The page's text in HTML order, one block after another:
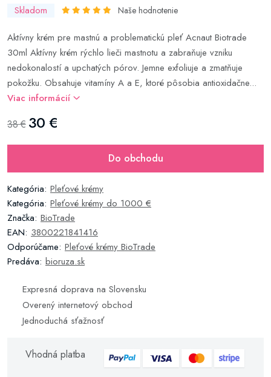
Skladom Naše hodnotenie
Aktívny krém pre mastnú a problematickú pleť Acnaut Biotrade
30ml Aktívny krém rýchlo lieči mastnotu a zabraňuje vzniku
nedokonalostí a upchatých pórov. Jemne exfoliuje a zmatňuje
pokožku. Obsahuje vitamíny A a E, ktoré pôsobia antioxidačne...
Viac informácií
38 € 30 €
Do obchodu
Kategória: Pleťové krémy
Kategória: Pleťové krémy do 1000 €
Značka: BioTrade
EAN: 3800221841416
Odporúčame: Pleťové krémy BioTrade
Predáva: bioruza.sk
Expresná doprava na Slovensku
Overený internetový obchod
Jednoduchá sťažnosť
Vhodná platba